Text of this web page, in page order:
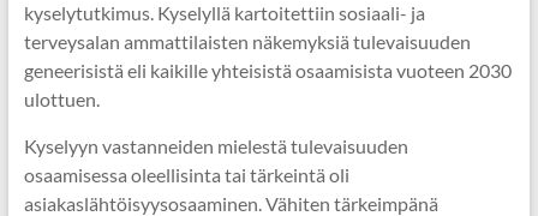
kyselytutkimus. Kyselyllä kartoitettiin sosiaali- ja
terveysalan ammattilaisten näkemyksiä tulevaisuuden
geneerisistä eli kaikille yhteisistä osaamisista vuoteen 2030
ulottuen.
Kyselyyn vastanneiden mielestä tulevaisuuden
osaamisessa oleellisinta tai tärkeintä oli
asiakaslähtöisyysosaaminen. Vähiten tärkeimpänä